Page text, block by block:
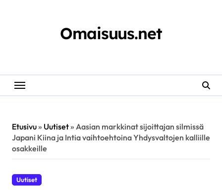
Omaisuus.net
Etusivu» Uutiset» Aasian markkinat sijoittajan silmissä
Japani Kiina ja Intia vaihtoehtoina Yhdysvaltojen kalliille
osakkeille
Uutiset